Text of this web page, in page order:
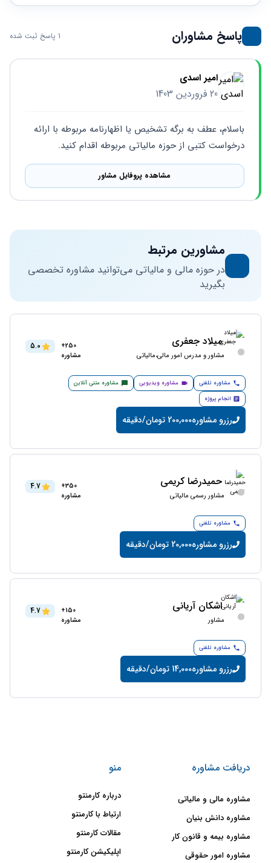
حقوقی
مهریه
حقوقی
خانواده
حقوقی
بهینه
سازی
سایت
ثبت
پاسخ مشاوران 1 پاسخ ثبت شده
امیر اسدی
20 فروردین 1403
درخواست کتبی از حوزه مالیاتی مربوطه اقدام کنید.
مشاهده پروفایل مشاور
مشاورین مرتبط
در حوزه مالی و مالیاتی می‌توانید مشاوره تخصصی
بگیرید
میلاد جعفری
مشاور و مدرس امور مالی،مالیاتی
250+
مشاوره
5.0
مشاوره تلفنی مشاوره ویدیویی
مشاوره متنی آنلاین
انجام پروژه
رزرو مشاوره200,000 تومان/دقیقه
حمیدرضا کریمی
مشاور رسمی مالیاتی
350+
مشاوره
4.7
مشاوره تلفنی
رزرو مشاوره20,000 تومان/دقیقه
اشکان آریانی
مشاور
150+
مشاوره
4.7
مشاوره تلفنی
رزرو مشاوره14,000 تومان/دقیقه
دریافت مشاوره
مشاوره مالی و مالیاتی
مشاوره دانش بنیان
مشاوره بیمه و قانون کار
مشاوره امور حقوقی
منو
درباره کارمنتو
ارتباط با کارمنتو
مقالات کارمنتو
اپلیکیشن کارمنتو